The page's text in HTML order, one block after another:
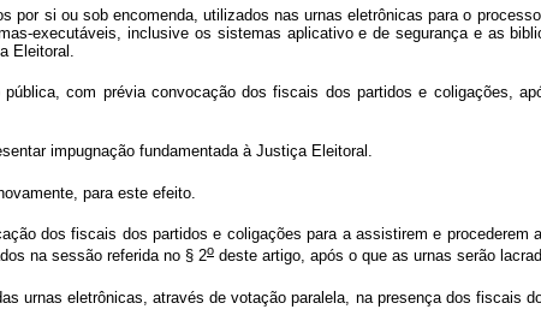
si ou sob encomenda, utilizados nas urnas eletrônicas para o
executáveis, inclusive os sistemas aplicativo e de segurança e as
Eleitoral.
com prévia convocação dos fiscais dos partidos e coligações,
impugnação fundamentada à Justiça Eleitoral.
para este efeito.
dos fiscais dos partidos e coligações para a assistirem e procederem
na sessão referida no § 2o deste artigo, após o que as urnas serão
urnas eletrônicas, através de votação paralela, na presença dos fiscais